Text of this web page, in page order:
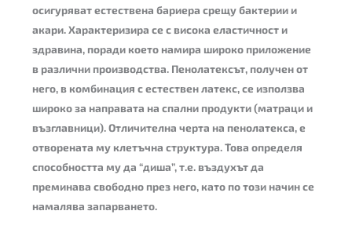
осигуряват естествена бариера срещу бактерии и
акари. Характеризира се с висока еластичност и
здравина, поради което намира широко приложение
в различни производства. Пенолатексът, получен от
него, в комбинация с естествен латекс, се използва
широко за направата на спални продукти (матраци и
възглавници). Отличителна черта на пенолатекса, е
отворената му клетъчна структура. Това определя
способността му да “диша”, т.е. въздухът да
преминава свободно през него, като по този начин се
намалява запарването.